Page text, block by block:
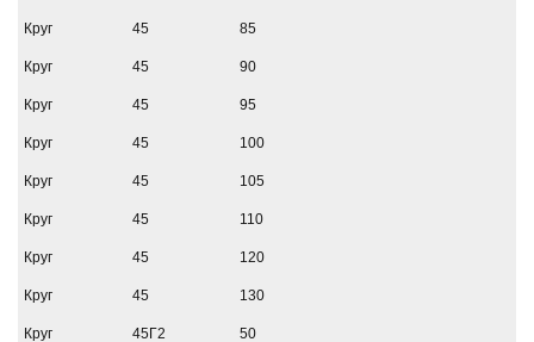
Круг 45 85
Круг 45 90
Круг 45 95
Круг 45 100
Круг 45 105
Круг 45 110
Круг 45 120
Круг 45 130
Круг 45Г2 50